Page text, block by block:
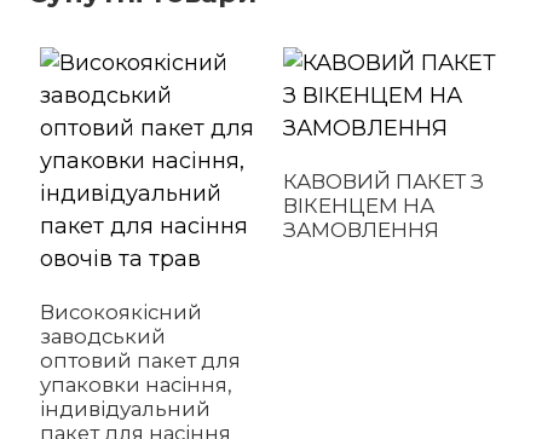
Високоякісний
заводський
оптовий пакет для
упаковки насіння,
індивідуальний
пакет для насіння
КАВОВИЙ ПАКЕТ З
ВІКЕНЦЕМ НА
ЗАМОВЛЕННЯ